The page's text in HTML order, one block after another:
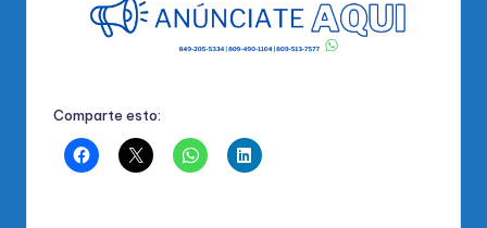
Comparte esto: